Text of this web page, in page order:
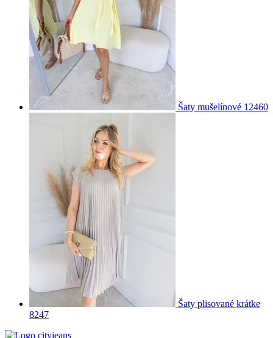
Šaty mušelínové 12460
Šaty plisované krátke
8247